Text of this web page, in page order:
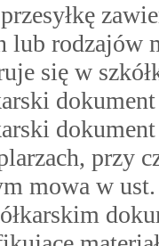
lub rodzajów
się w
przy
mowa w